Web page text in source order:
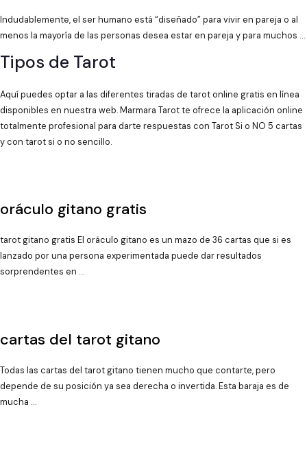
Indudablemente, el ser humano está “diseñado” para vivir en pareja o al
menos la mayoría de las personas desea estar en pareja y para muchos …
Tipos de Tarot
Aquí puedes optar a las diferentes tiradas de tarot online gratis en línea
disponibles en nuestra web. Marmara Tarot te ofrece la aplicación online
totalmente profesional para darte respuestas con Tarot Si o NO 5 cartas
y con tarot si o no sencillo.
oráculo gitano gratis
tarot gitano gratis El oráculo gitano es un mazo de 36 cartas que si es
lanzado por una persona experimentada puede dar resultados
sorprendentes en …
cartas del tarot gitano
Todas las cartas del tarot gitano tienen mucho que contarte, pero
depende de su posición ya sea derecha o invertida. Esta baraja es de
mucha …